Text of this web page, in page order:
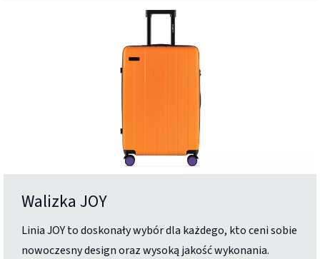
Walizka JOY
Linia JOY to doskonały wybór dla każdego, kto ceni sobie
nowoczesny design oraz wysoką jakość wykonania.